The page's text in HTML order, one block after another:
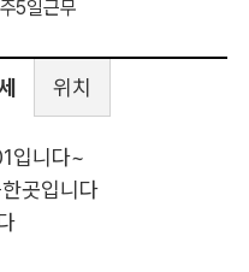
5일근무
위치
입니다~
곳입니다